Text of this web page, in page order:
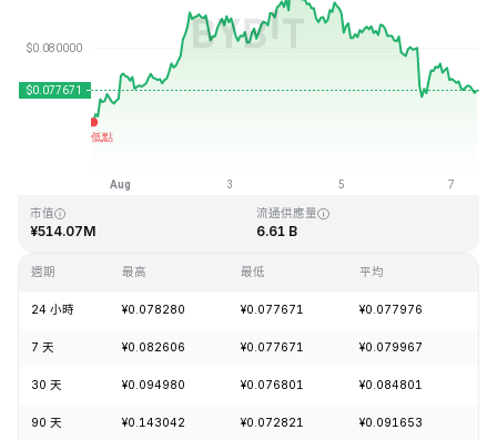
最近更新時間：2026-08-07 10:34 (GMT+0)
市值
¥514.07M
流通供應量
6.61 B
週期 最高 最低 平均
24 小時 ¥0.078280 ¥0.077671 ¥0.077976
7 天 ¥0.082606 ¥0.077671 ¥0.079967
30 天 ¥0.094980 ¥0.076801 ¥0.084801
90 天 ¥0.143042 ¥0.072821 ¥0.091653